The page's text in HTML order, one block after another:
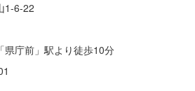
1-6-22
県庁前」駅より徒歩10分